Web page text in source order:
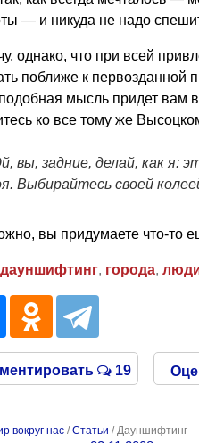
— и никуда не надо
однако, что при всей
поближе к первозданной
мысль придет вам
ко все тому же
вы, задние, делай, как я:
Выбирайтесь своей
вы придумаете что-то
дауншифтинг, города,
19
вокруг нас /Статьи / Дауншифтинг –